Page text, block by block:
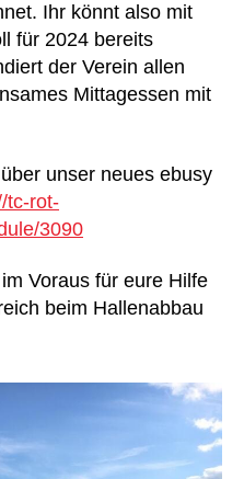
Ihr könnt also mit
für 2024 bereits
der Verein allen
Mittagessen mit
unser neues ebusy
tc-rot-
3090
Voraus für eure Hilfe
beim Hallenabbau